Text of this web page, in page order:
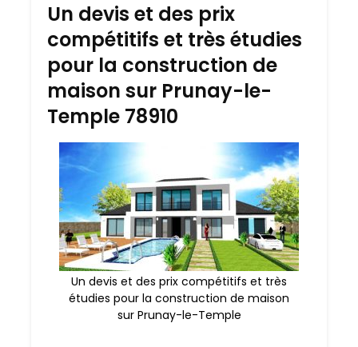
Un devis et des prix
compétitifs et très étudies
pour la construction de
maison sur Prunay-le-
Temple 78910
Un devis et des prix compétitifs et très
étudies pour la construction de maison
sur Prunay-le-Temple